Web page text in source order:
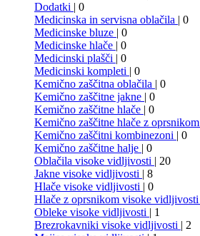
Dodatki | 0
Medicinska in servisna oblačila | 0
Medicinske bluze | 0
Medicinske hlače | 0
Medicinski plašči | 0
Medicinski kompleti | 0
Kemično zaščitna oblačila | 0
Kemično zaščitne jakne | 0
Kemično zaščitne hlače | 0
Kemično zaščitne hlače z oprsnikom
Kemično zaščitni kombinezoni | 0
Kemično zaščitne halje | 0
Oblačila visoke vidljivosti | 20
Jakne visoke vidljivosti | 8
Hlače visoke vidljivosti | 0
Hlače z oprsnikom visoke vidljivosti
Obleke visoke vidljivosti | 1
Brezrokavniki visoke vidljivosti | 2